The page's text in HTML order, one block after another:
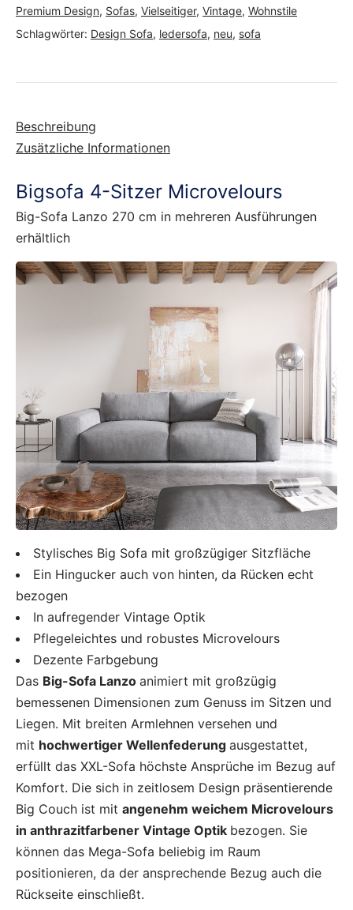
Premium Design, Sofas, Vielseitiger, Vintage, Wohnstile
Schlagwörter: Design Sofa, ledersofa, neu, sofa
Beschreibung
Zusätzliche Informationen
Bigsofa 4-Sitzer Microvelours
Big-Sofa Lanzo 270 cm in mehreren Ausführungen
erhältlich
Stylisches Big Sofa mit großzügiger Sitzfläche
Ein Hingucker auch von hinten, da Rücken echt
bezogen
In aufregender Vintage Optik
Pflegeleichtes und robustes Microvelours
Dezente Farbgebung
Das Big-Sofa Lanzo animiert mit großzügig
bemessenen Dimensionen zum Genuss im Sitzen und
Liegen. Mit breiten Armlehnen versehen und
mit hochwertiger Wellenfederung ausgestattet,
erfüllt das XXL-Sofa höchste Ansprüche im Bezug auf
Komfort. Die sich in zeitlosem Design präsentierende
Big Couch ist mit angenehm weichem Microvelours
in anthrazitfarbener Vintage Optik bezogen. Sie
können das Mega-Sofa beliebig im Raum
positionieren, da der ansprechende Bezug auch die
Rückseite einschließt.